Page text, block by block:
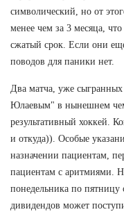
символический, но от
менее чем за 3 месяца,
сжатый срок. Если они
поводов для паники нет.
Два матча, уже
Юлаевым" в нынешнем
результативный хоккей.
и откуда)). Особые
назначении пациентам,
пациентам с аритмиями.
понедельника по
дивидендов может